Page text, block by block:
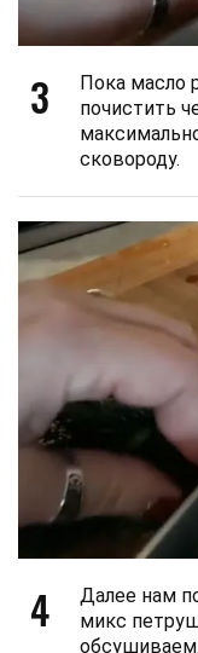
3
Пока масло
почистить
сковороду.
4
Далее нам
микс